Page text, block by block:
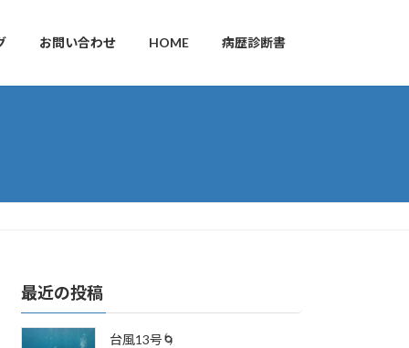
お問い合わせ HOME 病歴診断書
最近の投稿
台風13号🌀